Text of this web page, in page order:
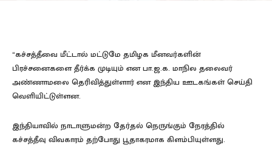
“கச்சத்தீவை மீட்டால் மட்டுமே தமிழக மீனவர்களின்
பிரச்சனைகளை தீர்க்க முடியும் என பா.ஜ.க. மாநில தலைவர்
அண்ணாமலை தெரிவித்துள்ளார் என இந்திய ஊடகங்கள் செய்தி
வெளியிட்டுள்ளன.
இந்தியாவில் நாடாளுமன்ற தேர்தல் நெருங்கும் நேரத்தில்
கச்சத்தீவு விவகாரம் தற்போது பூதாகரமாக கிளம்பியுள்ளது.